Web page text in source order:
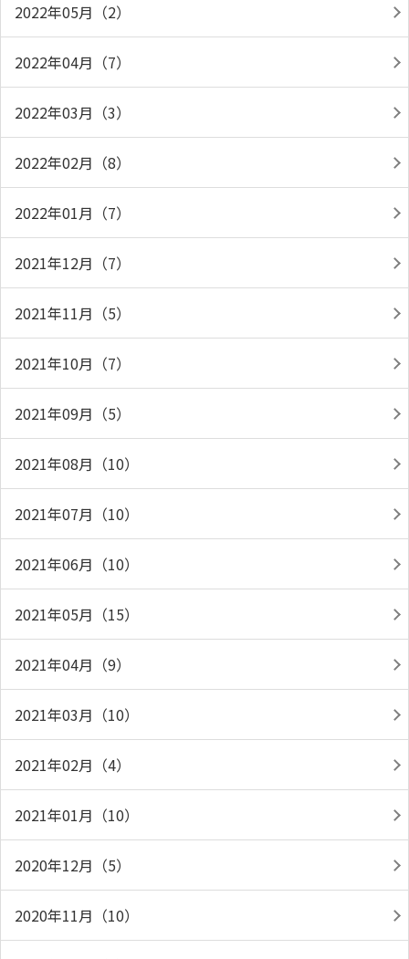
2022年05月（2）
2022年04月（7）
2022年03月（3）
2022年02月（8）
2022年01月（7）
2021年12月（7）
2021年11月（5）
2021年10月（7）
2021年09月（5）
2021年08月（10）
2021年07月（10）
2021年06月（10）
2021年05月（15）
2021年04月（9）
2021年03月（10）
2021年02月（4）
2021年01月（10）
2020年12月（5）
2020年11月（10）